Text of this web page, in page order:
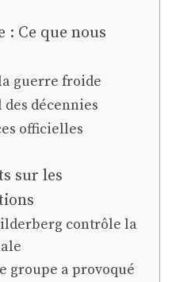
Ce que nous
guerre froide
décennies
officielles
sur les
contrôle la
groupe a provoqué